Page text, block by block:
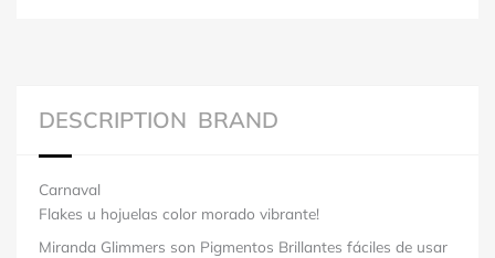
DESCRIPTION BRAND
Carnaval
Flakes u hojuelas color morado vibrante!
Miranda Glimmers son Pigmentos Brillantes fáciles de usar